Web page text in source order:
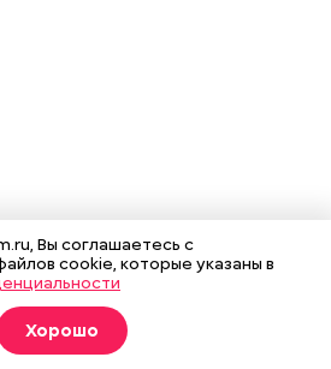
Вы соглашаетесь с
cookie, которые указаны в
Хорошо